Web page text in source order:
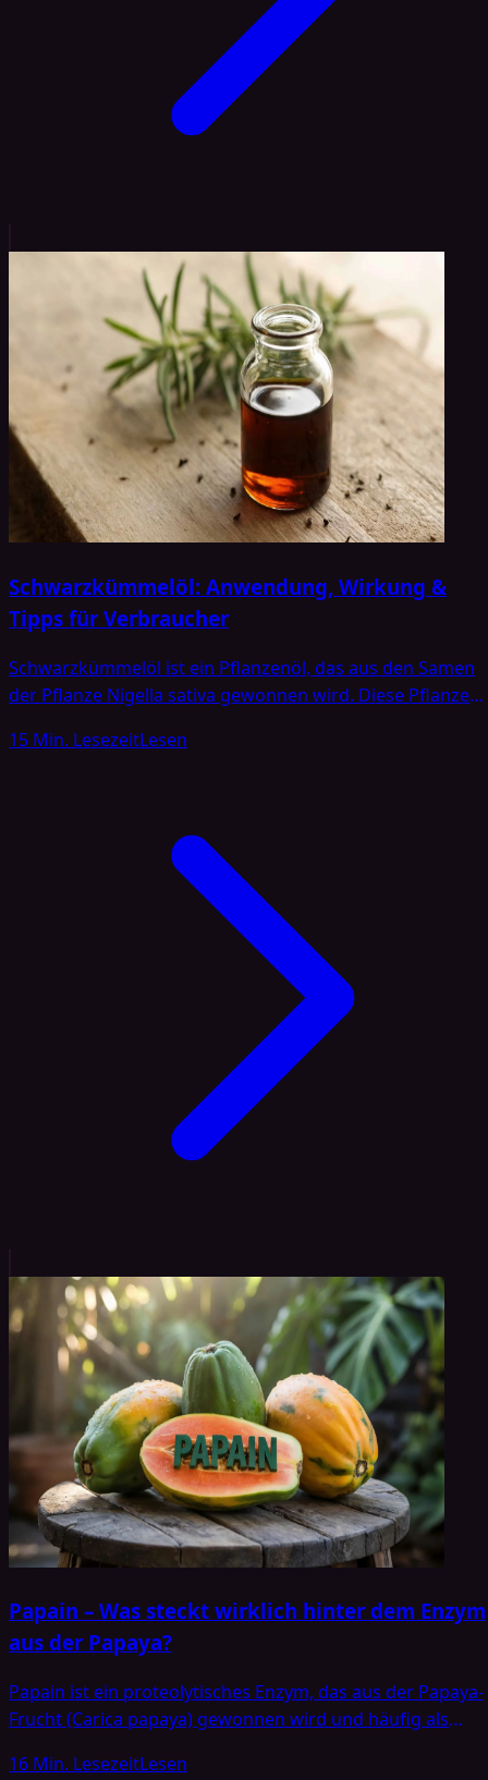
Schwarzkümmelöl: Anwendung, Wirkung &
Tipps für Verbraucher
Schwarzkümmelöl ist ein Pflanzenöl, das aus den Samen
der Pflanze Nigella sativa gewonnen wird. Diese Pflanze
Schwarzkümmel“ bezeichnet und gehört zur Familie der
Kümmel (Carum carvi) oder Kreuzkümmel (Cuminum
cyminum) verwandt, sondern steht in einer eigenen
botanischen Gattung. Die […]
15 Min. LesezeitLesen
Papain – Was steckt wirklich hinter dem Enzym
aus der Papaya?
Papain ist ein proteolytisches Enzym, das aus der Papaya-
Frucht (Carica papaya) gewonnen wird und häufig als
Zusammenhang tauchen immer wieder verschiedene
16 Min. LesezeitLesen